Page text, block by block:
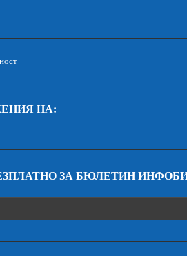
НА:
ЗА БЮЛЕТИН